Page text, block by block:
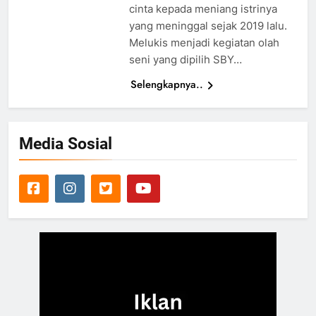
cinta kepada meniang istrinya
yang meninggal sejak 2019 lalu.
Melukis menjadi kegiatan olah
seni yang dipilih SBY…
Selengkapnya..
Media Sosial